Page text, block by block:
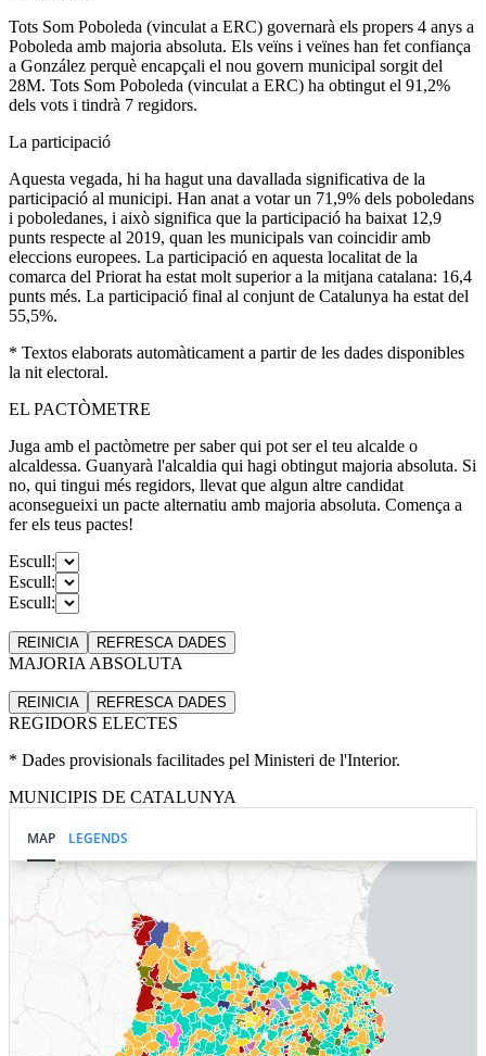
Tots Som Poboleda (vinculat a ERC) governarà els propers 4 anys a
Poboleda amb majoria absoluta. Els veïns i veïnes han fet confiança
a González perquè encapçali el nou govern municipal sorgit del
28M. Tots Som Poboleda (vinculat a ERC) ha obtingut el 91,2%
dels vots i tindrà 7 regidors.
La participació
Aquesta vegada, hi ha hagut una davallada significativa de la
participació al municipi. Han anat a votar un 71,9% dels poboledans
i poboledanes, i això significa que la participació ha baixat 12,9
punts respecte al 2019, quan les municipals van coincidir amb
eleccions europees. La participació en aquesta localitat de la
comarca del Priorat ha estat molt superior a la mitjana catalana: 16,4
punts més. La participació final al conjunt de Catalunya ha estat del
55,5%.
* Textos elaborats automàticament a partir de les dades disponibles
la nit electoral.
EL PACTÒMETRE
Juga amb el pactòmetre per saber qui pot ser el teu alcalde o
alcaldessa. Guanyarà l'alcaldia qui hagi obtingut majoria absoluta. Si
no, qui tingui més regidors, llevat que algun altre candidat
aconsegueixi un pacte alternatiu amb majoria absoluta. Comença a
fer els teus pactes!
Escull:
Escull:
Escull:
REINICIA REFRESCA DADES
MAJORIA ABSOLUTA
REINICIA REFRESCA DADES
REGIDORS ELECTES
* Dades provisionals facilitades pel Ministeri de l'Interior.
MUNICIPIS DE CATALUNYA